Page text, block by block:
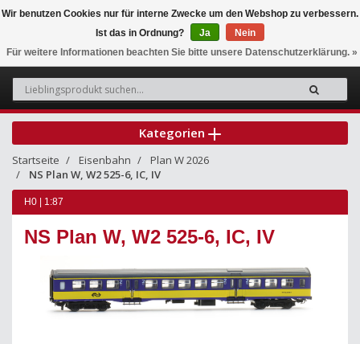
0
Kategorien
Startseite Eisenbahn
Plan W 2026
NS Plan W, W2 525-6, IC, IV
H0 | 1:87
NS Plan W, W2 525-6, IC, IV
Wir benutzen Cookies nur für interne Zwecke um den Webshop zu verbessern.
Ist das in Ordnung?
Ja
Nein
Für weitere Informationen beachten Sie bitte unsere Datenschutzerklärung. »